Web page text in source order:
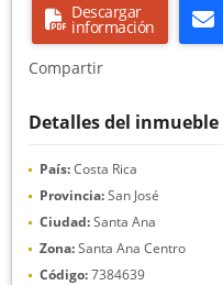
Descargar
información
Compartir
Detalles del inmueble
País:Costa Rica
Provincia:San José
Ciudad:Santa Ana
Zona:Santa Ana Centro
Código:7384639